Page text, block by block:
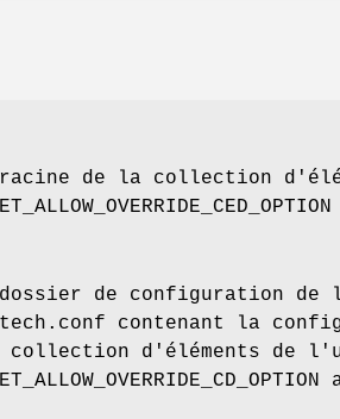
de la collection
dossier de configuration
contenant la
collection d'éléments